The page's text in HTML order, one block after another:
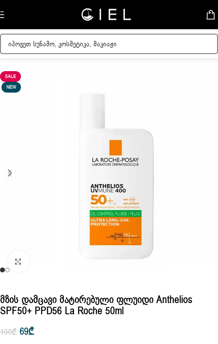
Skip to navigation
მთავარი/ქალის კოსმეტიკა
SALE
NEW
Მზის Დამცავი Მატირებული Ფლუიდი Anthelios
SPF50+ PPD56 La Roche 50ml
100₾ 69₾